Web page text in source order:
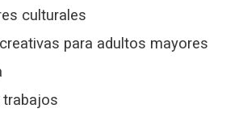
culturales
para adultos mayores
trabajos